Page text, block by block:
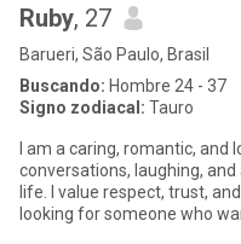
Ruby, 27
Barueri, São Paulo, Brasil
Buscando: Hombre 24 - 37
Signo zodiacal: Tauro
I am a caring, romantic, and
conversations, laughing,
life. I value respect, trust,
looking for someone who